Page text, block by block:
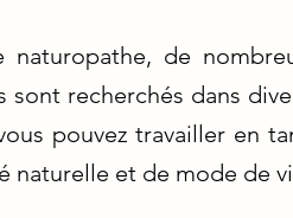
de
sont recherchés dans
pouvez travailler en
naturelle et de mode de